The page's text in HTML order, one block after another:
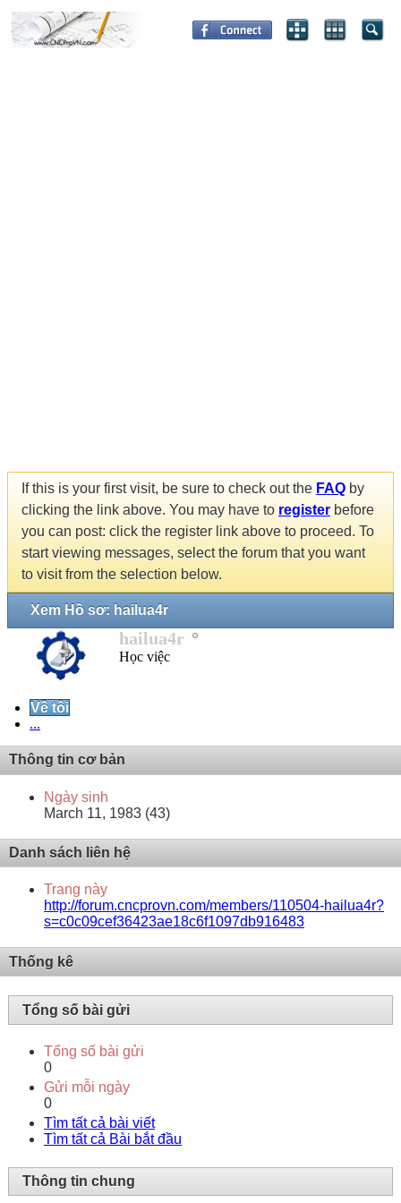
If this is your first visit, be sure to check out the FAQ by
clicking the link above. You may have to register before
you can post: click the register link above to proceed. To
start viewing messages, select the forum that you want
to visit from the selection below.
Xem Hồ sơ: hailua4r
hailua4r
Học việc
Về tôi
...
Thông tin cơ bản
Ngày sinh
March 11, 1983 (43)
Danh sách liên hệ
Trang này
http://forum.cncprovn.com/members/110504-hailua4r?
s=c0c09cef36423ae18c6f1097db916483
Thống kê
Tổng số bài gửi
Tổng số bài gửi
0
Gửi mỗi ngày
0
Tìm tất cả bài viết
Tìm tất cả Bài bắt đầu
Thông tin chung